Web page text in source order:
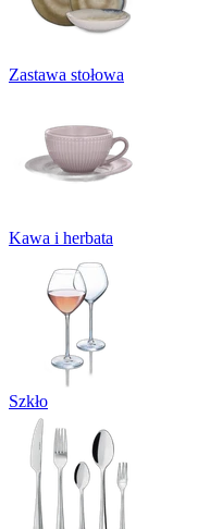
Zastawa stołowa
Kawa i herbata
Szkło